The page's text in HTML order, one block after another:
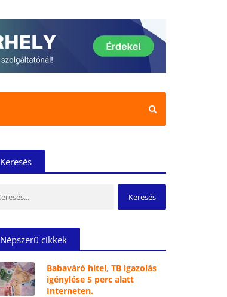
Keresés
Népszerű cikkek
Babaváró hitel, TB igazolás
igénylése 5 perc alatt
Interneten.